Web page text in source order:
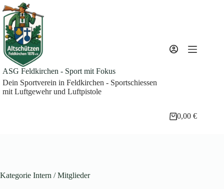
Zum
Inhalt
springen
ASG Feldkirchen - Sport mit Fokus
Dein Sportverein in Feldkirchen - Sportschiessen
mit Luftgewehr und Luftpistole
Warenkorb
0,00€
Kategorie Intern / Mitglieder